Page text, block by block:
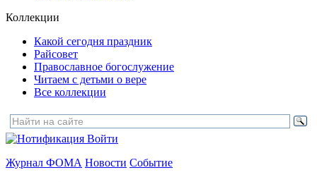
Коллекции
Какой сегодня праздник
Райсовет
Православное богослужение
Читаем с детьми о вере
Все коллекции
Войти
Журнал ФОМА Новости Событие